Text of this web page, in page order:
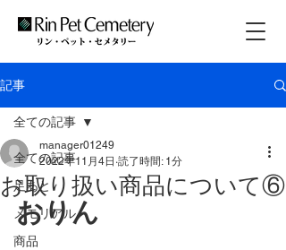
記事
全ての記事
足あと
メモリアル
商品
全ての記事
お取り扱い商品について⑥
manager01249
2022年11月4日 読了時間: 1分
おりん